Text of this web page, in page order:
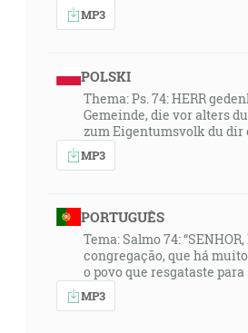
MP3
POLSKI
Thema: Ps. 74: HERR
Gemeinde, die vor alters
zum Eigentumsvolk du dir
MP3
PORTUGUÊS
Tema: Salmo 74:
congregação, que há
o povo que resgataste para
MP3